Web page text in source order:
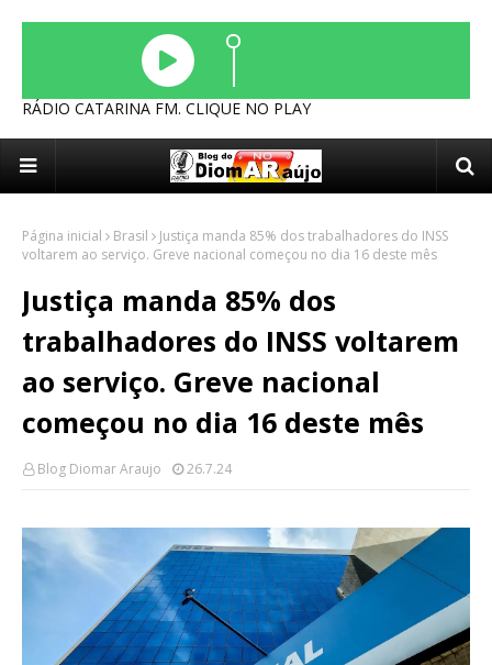
RÁDIO CATARINA FM. CLIQUE NO PLAY
Página inicial Brasil
Justiça manda 85% dos trabalhadores do INSS
voltarem ao serviço. Greve nacional começou no dia 16 deste mês
Justiça manda 85% dos
trabalhadores do INSS voltarem
ao serviço. Greve nacional
começou no dia 16 deste mês
Blog Diomar Araujo 26.7.24